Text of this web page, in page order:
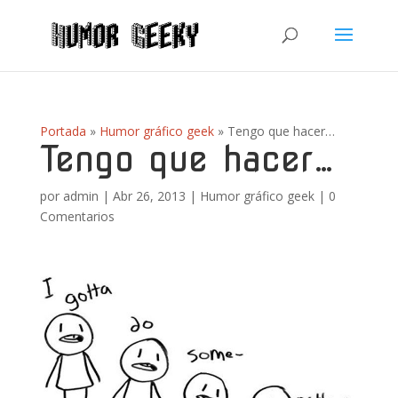
Portada » Humor gráfico geek» Tengo que hacer…
Tengo que hacer…
por admin | Abr 26, 2013 | Humor gráfico geek| 0
Comentarios